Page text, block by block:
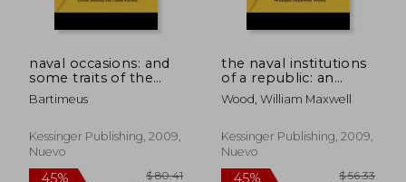
naval occasions: and
some traits of the
sailor man (1915) (en
Inglés)
Bartimeus
Kessinger Publishing, 2009,
Nuevo
the naval institutions
of a republic: an
address (1853) (en
Inglés)
Wood, William Maxwell
Kessinger Publishing, 2009,
Nuevo